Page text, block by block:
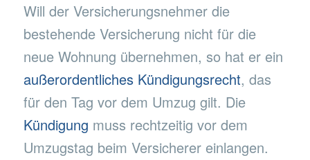
Will der Versicherungsnehmer die
bestehende Versicherung nicht für die
neue Wohnung übernehmen, so hat er ein
außerordentliches Kündigungsrecht, das
für den Tag vor dem Umzug gilt. Die
Kündigung muss rechtzeitig vor dem
Umzugstag beim Versicherer einlangen.